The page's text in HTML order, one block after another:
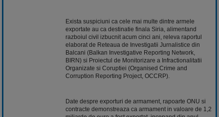
Exista suspiciuni ca cele mai multe dintre armele
exportate au ca destinatie finala Siria, alimentand
razboiul civil izbucnit acum cinci ani, releva raportul
elaborat de Reteaua de Investigatii Jurnalistice din
Balcani (Balkan Investigative Reporting Network,
BIRN) si Proiectul de Monitorizare a Infractionalitatii
Organizate si Coruptiei (Organised Crime and
Corruption Reporting Project, OCCRP).
Date despre exporturi de armament, rapoarte ONU si
contracte demonstreaza ca armament in valoare de 1,2